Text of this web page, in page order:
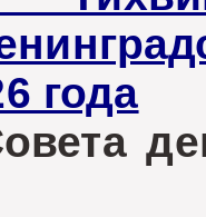
года